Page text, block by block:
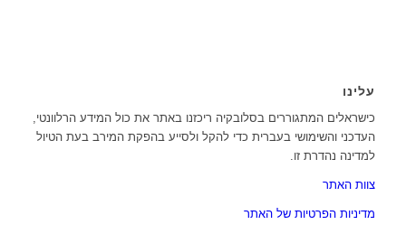
עלינו
כישראלים המתגוררים בסלובקיה ריכזנו באתר את כול המידע הרלוונטי,
העדכני והשימושי בעברית כדי להקל ולסייע בהפקת המירב בעת הטיול
למדינה נהדרת זו.
צוות האתר
מדיניות הפרטיות של האתר